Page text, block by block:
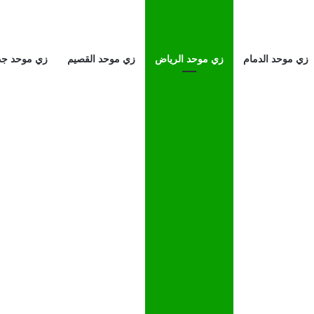
زي موحد الدمام زي موحد الرياض زي موحد القصيم زي موحد